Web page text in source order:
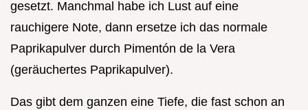
gesetzt. Manchmal habe ich Lust auf eine
rauchigere Note, dann ersetze ich das normale
Paprikapulver durch Pimentón de la Vera
(geräuchertes Paprikapulver).
Das gibt dem ganzen eine Tiefe, die fast schon an